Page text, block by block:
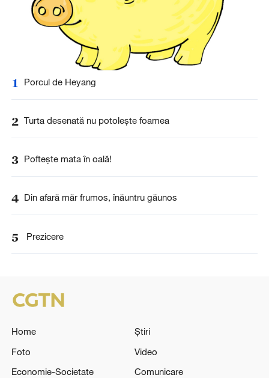
1 Porcul de Heyang
2 Turta desenată nu potoleşte foamea
3 Pofteşte mata în oală!
4 Din afară măr frumos, înăuntru găunos
5 Prezicere
Home
Știri
Foto
Video
Economie-Societate
Comunicare